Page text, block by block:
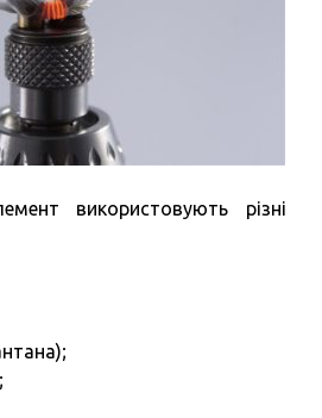
використовують різні